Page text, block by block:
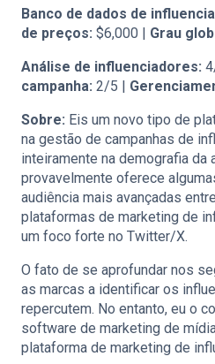
Banco de dados de
de preços: $6,000 | Grau
Análise de influenciadores:
campanha: 2/5 |
Sobre: Eis um novo tipo de
na gestão de campanhas de
inteiramente na demografia da
provavelmente oferece
audiência mais avançadas
plataformas de marketing de
um foco forte no Twitter/X.
O fato de se aprofundar nos
as marcas a identificar os
repercutem. No entanto, eu o
software de marketing de
plataforma de marketing de